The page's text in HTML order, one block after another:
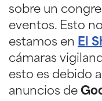
sobre un
eventos. Esto
estamos en El
cámaras
esto es debido
anuncios de